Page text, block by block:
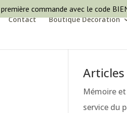
Contact Boutique Décoration
Mémoire
service du
commande avec le code